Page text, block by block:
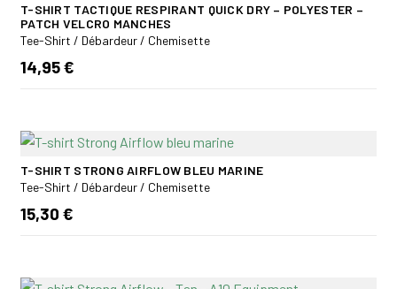
T-SHIRT TACTIQUE RESPIRANT QUICK DRY – POLYESTER –
PATCH VELCRO MANCHES
Tee-Shirt / Débardeur / Chemisette
14,95 €
T-SHIRT STRONG AIRFLOW BLEU MARINE
Tee-Shirt / Débardeur / Chemisette
15,30 €